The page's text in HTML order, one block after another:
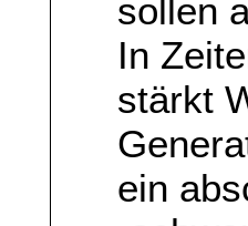
sollen
In
stärkt
ein